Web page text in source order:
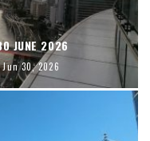
JUNE 2026
Jun 30, 2026